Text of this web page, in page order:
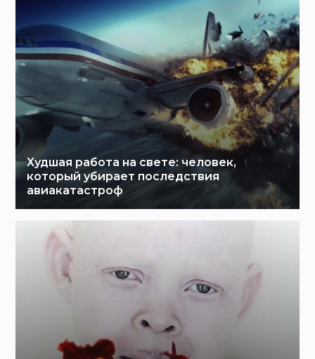
Худшая работа на свете: человек,
который убирает последствия
авиакатастроф